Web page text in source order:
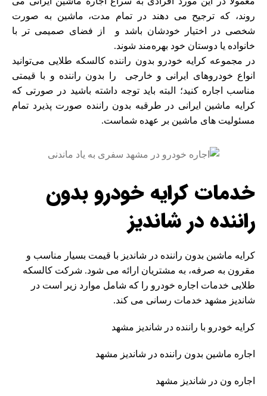
روند‌، که ترجیح می دهند در تمام مدت، ماشین به صورت
شخصی در اختیار خودشان باشد و از فضای صمیمی تر با
خانواده یا دوستان خود بهره‌مند شوند.
در مجموعه کرایه خودرو بدون راننده کالسکه طلایی می‌توانید
انواع خودروهای ایرانی و خارجی را بدون راننده و با قیمتی
مناسب اجاره کنید؛ البته باید توجه داشته باشید در صورتی که
کرایه ماشین ایرانی در طرقبه بدون راننده صورت پذیرد تمام
مسئولیت های ماشین بر عهده شماست.
خدمات کرایه خودرو بدون
راننده در شاندیز
کرایه ماشین بدون راننده در شاندیز با قیمت بسیار مناسب و
مقرون به صرفه، به مشتریان ارائه می شود. شرکت کالسکه
طلایی خدمات اجاره خودرو را که شامل موارد زیر است در
شاندیز مشهد خدمات رسانی می کند.
کرایه خودرو با راننده در شاندیز مشهد
اجاره ماشین بدون راننده در شاندیز مشهد
اجاره ون در شاندیز مشهد